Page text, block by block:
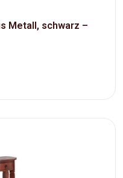
Metall, schwarz –